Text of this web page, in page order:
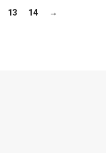
13 14 →